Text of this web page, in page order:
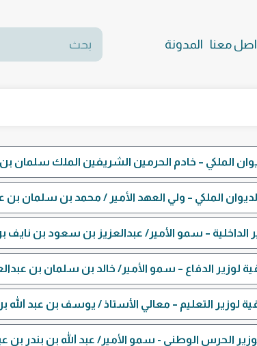
معنا المدونة
الملكي – خادم الحرمين الشريفين الملك سلمان
الملكي – ولي العهد الأمير / محمد بن سلمان
الداخلية – سمو الأمير/ عبدالعزيز بن سعود بن
لوزير الدفاع – سمو الأمير/ خالد بن سلمان بن
لوزير التعليم – معالي الأستاذ / يوسف بن عبد الله
الحرس الوطني -​ سمو الأمير/ عبد الله بن بندر بن